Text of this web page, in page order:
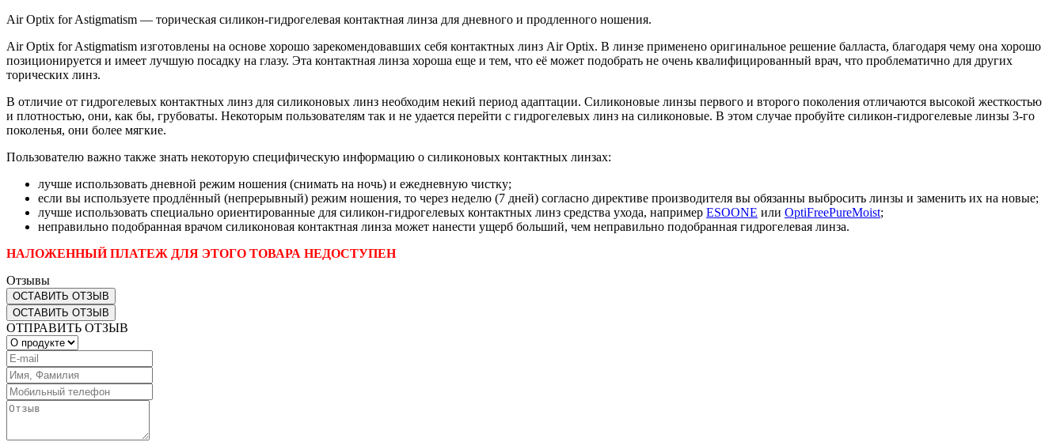
Air Optix for Astigmatism — торическая силикон-гидрогелевая контактная линза для дневного и продленного ношения.
Air Optix for Astigmatism изготовлены на основе хорошо зарекомендовавших себя контактных линз Air Optix. В линзе применено оригинальное решение балласта, благодаря чему она хорошо
позиционируется и имеет лучшую посадку на глазу. Эта контактная линза хороша еще и тем, что её может подобрать не очень квалифицированный врач, что проблематично для других
торических линз.
В отличие от гидрогелевых контактных линз для силиконовых линз необходим некий период адаптации. Силиконовые линзы первого и второго поколения отличаются высокой жесткостью
и плотностью, они, как бы, грубоваты. Некоторым пользователям так и не удается перейти с гидрогелевых линз на силиконовые. В этом случае пробуйте силикон-гидрогелевые линзы 3-го
поколенья, они более мягкие.
Пользователю важно также знать некоторую специфическую информацию о силиконовых контактных линзах:
лучше использовать дневной режим ношения (снимать на ночь) и ежедневную чистку;
если вы используете продлённый (непрерывный) режим ношения, то через неделю (7 дней) согласно директиве производителя вы обязанны выбросить линзы и заменить их на новые;
лучше использовать специально ориентированные для силикон-гидрогелевых контактных линз средства ухода, например ESOONE или OptiFreePureMoist;
неправильно подобранная врачом силиконовая контактная линза может нанести ущерб больший, чем неправильно подобранная гидрогелевая линза.
НАЛОЖЕННЫЙ ПЛАТЕЖ ДЛЯ ЭТОГО ТОВАРА НЕДОСТУПЕН
Отзывы
ОСТАВИТЬ ОТЗЫВ
ОСТАВИТЬ ОТЗЫВ
ОТПРАВИТЬ ОТЗЫВ